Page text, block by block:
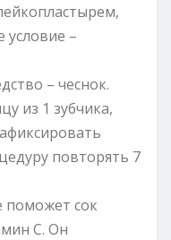
условие –
– чеснок.
из 1 зубчика,
повторять 7
поможет сок
С. Он